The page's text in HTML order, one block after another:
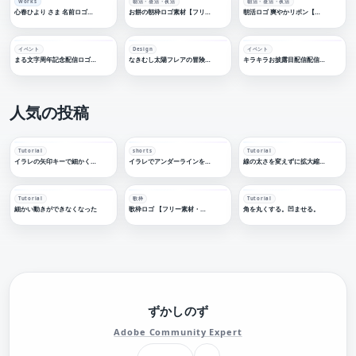
Works
心春ひより さま 名前ロゴデザイン
朝活・昼活・夜活
お餅の朝枠ロゴ素材【フリー素材・サムネ素材】
朝活・昼活・夜活
朝活ロゴ 爽やかリボン【フリー素材・サムネ素材】
イベント
まる文字周年記念配信ロゴ 【フリー素材・サムネ素材】
Design
なきむし太陽フレアの冒険譚【作字・ロゴデザイン】
イベント
キラキラお披露目配信配信ロゴ【フリー素材・サムネ素材】
人気の投稿
Tutorial
イラレの矢印キーで細かく移動する
shorts
イラレでアンダーラインを引く
Tutorial
線の太さを変えずに拡大縮小する
Tutorial
細かい動きができなくなった
歌枠
歌枠ロゴ 【フリー素材・サムネ素材】
Tutorial
角を丸くする。凹ませる。
ずかしのず
Adobe Community Expert